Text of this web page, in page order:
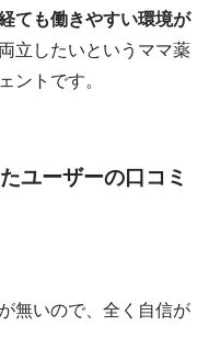
ても働きやすい環境が
立したいというママ薬
ントです。
ユーザーの口コミ
無いので、全く自信が